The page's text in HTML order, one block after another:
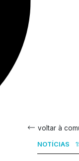
voltar à
NOTÍCIAS